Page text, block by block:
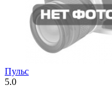
Пульс
5.0